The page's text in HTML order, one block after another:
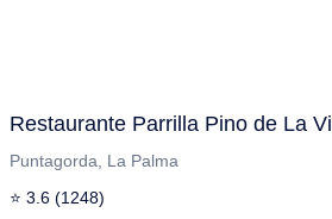
Restaurante Parrilla Pino de La
Puntagorda, La Palma
⭐ 3.6 (1248)